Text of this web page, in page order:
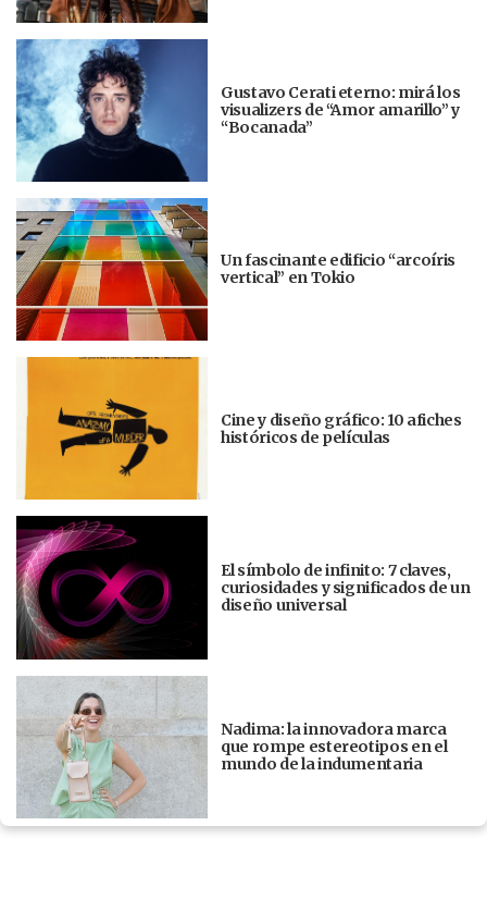
Gustavo Cerati eterno: mirá los
visualizers de “Amor amarillo” y
“Bocanada”
Un fascinante edificio “arcoíris
vertical” en Tokio
Cine y diseño gráfico: 10 afiches
históricos de películas
El símbolo de infinito: 7 claves,
curiosidades y significados de un
diseño universal
Nadima: la innovadora marca
que rompe estereotipos en el
mundo de la indumentaria